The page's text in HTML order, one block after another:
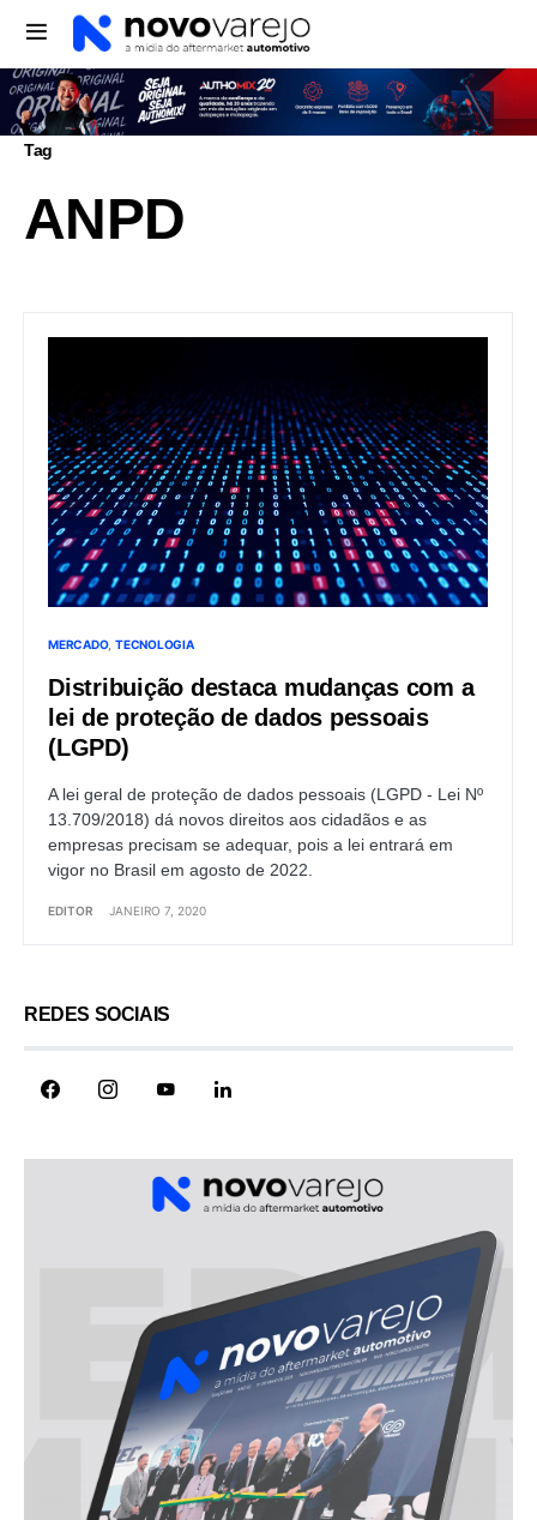
Tag
ANPD
MERCADO TECNOLOGIA
Distribuição destaca mudanças com a
lei de proteção de dados pessoais
(LGPD)
A lei geral de proteção de dados pessoais (LGPD - Lei Nº
13.709/2018) dá novos direitos aos cidadãos e as
empresas precisam se adequar, pois a lei entrará em
vigor no Brasil em agosto de 2022.
EDITOR JANEIRO 7, 2020
REDES SOCIAIS